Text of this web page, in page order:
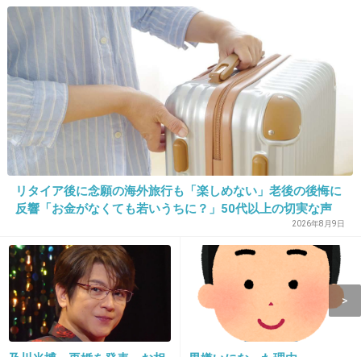
ので何とか盛り返して欲しいが……
+111 -3
13. 匿名2026/06/03(水) 09:28:32
こういうクレーマー気質の人が利用しなくなると快適
4件の返信
+2 -28
14. 匿名 2026/06/03(水) 09:29:09
>>6
リタイア後に念願の海外旅行も「楽しめない」老後の後悔に
反響「お金がなくても若いうちに？」50代以上の切実な声
2026年8月9日